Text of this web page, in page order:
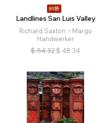
89折
Landlines San Luis Valley
Richard Saxton、Margo
Handwerker
$ 54.32 $ 48.34